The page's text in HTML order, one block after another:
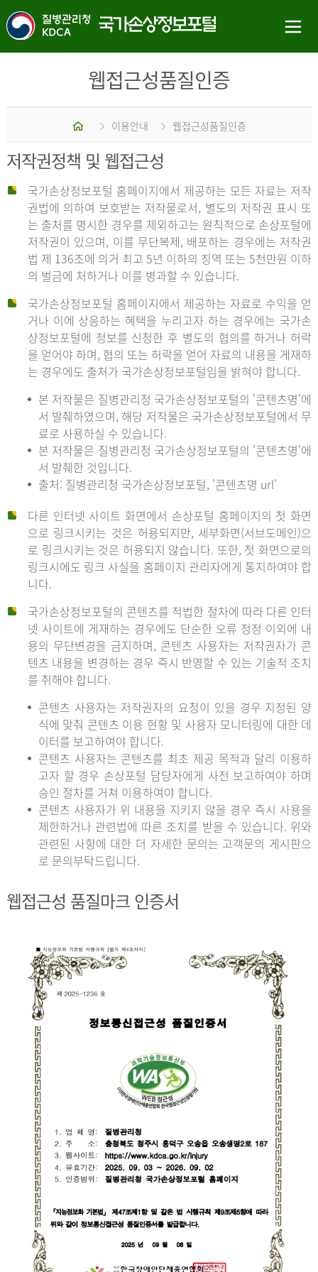
웹접근성품질인증
홈 이용안내 웹접근성품질인증
저작권정책 및 웹접근성
국가손상정보포털 홈페이지에서 제공하는 모든 자료는 저작
권법에 의하여 보호받는 저작물로서, 별도의 저작권 표시 또
는 출처를 명시한 경우를 제외하고는 원칙적으로 손상포털에
저작권이 있으며, 이를 무단복제, 배포하는 경우에는 저작권
법 제 136조에 의거 최고 5년 이하의 징역 또는 5천만원 이하
의 벌금에 처하거나 이를 병과할 수 있습니다.
국가손상정보포털 홈페이지에서 제공하는 자료로 수익을 얻
거나 이에 상응하는 혜택을 누리고자 하는 경우에는 국가손
상정보포털에 정보를 신청한 후 별도의 협의를 하거나 허락
을 얻어야 하며, 협의 또는 허락을 얻어 자료의 내용을 게재하
는 경우에도 출처가 국가손상정보포털임을 밝혀야 합니다.
본 저작물은 질병관리청 국가손상정보포털의 '콘텐츠명'에
서 발췌하였으며, 해당 저작물은 국가손상정보포털에서 무
료로 사용하실 수 있습니다.
본 저작물은 질병관리청 국가손상정보포털의 '콘텐츠명'에
서 발췌한 것입니다.
출처: 질병관리청 국가손상정보포털, '콘텐츠명 url'
다른 인터넷 사이트 화면에서 손상포털 홈페이지의 첫 화면
으로 링크시키는 것은 허용되지만, 세부화면(서브도메인)으
로 링크시키는 것은 허용되지 않습니다. 또한, 첫 화면으로의
링크시에도 링크 사실을 홈페이지 관리자에게 통지하여야 합
니다.
국가손상정보포털의 콘텐츠를 적법한 절차에 따라 다른 인터
넷 사이트에 게재하는 경우에도 단순한 오류 정정 이외에 내
용의 무단변경을 금지하며, 콘텐츠 사용자는 저작권자가 콘
텐츠 내용을 변경하는 경우 즉시 반영할 수 있는 기술적 조치
를 취해야 합니다.
콘텐츠 사용자는 저작권자의 요청이 있을 경우 지정된 양
식에 맞춰 콘텐츠 이용 현황 및 사용자 모니터링에 대한 데
이터를 보고하여야 합니다.
콘텐츠 사용자는 콘텐츠를 최초 제공 목적과 달리 이용하
고자 할 경우 손상포털 담당자에게 사전 보고하여야 하며
승인 절차를 거쳐 이용하여야 합니다.
콘텐츠 사용자가 위 내용을 지키지 않을 경우 즉시 사용을
제한하거나 관련법에 따른 조치를 받을 수 있습니다. 위와
관련된 사항에 대한 더 자세한 문의는 고객문의 게시판으
로 문의부탁드립니다.
웹접근성 품질마크 인증서